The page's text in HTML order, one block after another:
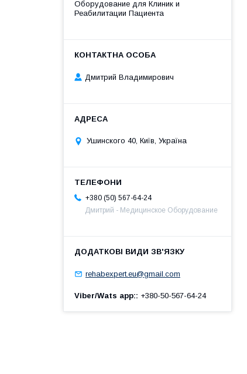
Оборудование для Клиник и
Реабилитации Пациента
Дмитрий Владимирович
Ушинского 40, Київ, Україна
+380 (50) 567-64-24
Дмитрий - Медицинское Оборудование
rehabexpert.eu@gmail.com
Viber/Wats app: +380-50-567-64-24